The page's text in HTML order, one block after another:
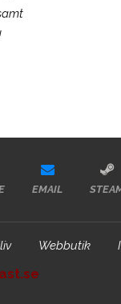
EMAIL
Webbutik